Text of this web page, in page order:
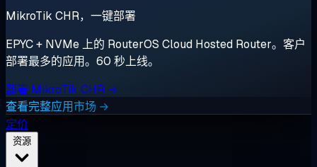
MikroTik CHR，一键部署
EPYC + NVMe 上的 RouterOS Cloud Hosted Router。客户
部署最多的应用。60 秒上线。
部署 MikroTik CHR →
查看完整应用市场 →
定价